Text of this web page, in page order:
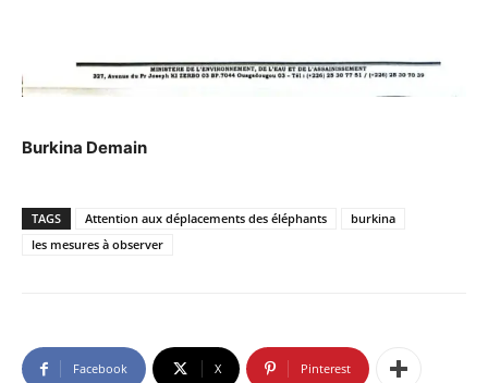
Burkina Demain
TAGS Attention aux déplacements des éléphants
burkina
les mesures à observer
Facebook X Pinterest